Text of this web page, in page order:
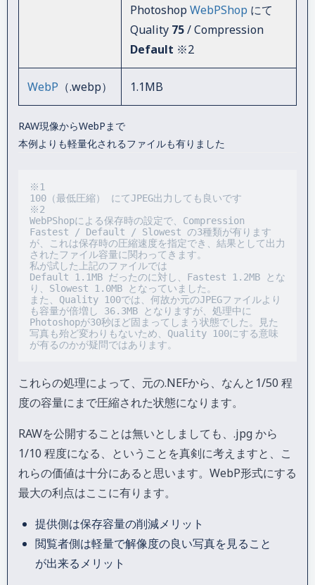
PhotoshopWebPShop にて
Quality 75/ Compression
Default ※2
WebP （.webp） 1.1MB
RAW現像からWebPまで
本例よりも軽量化されるファイルも有りました
※1
100（最低圧縮） にてJPEG出力しても良いです
※2
WebPShopによる保存時の設定で、Compression
Fastest / Default / Slowest の3種類が有ります
が、これは保存時の圧縮速度を指定でき、結果として出力
されたファイル容量に関わってきます。
私が試した上記のファイルでは
Default 1.1MB だったのに対し、Fastest 1.2MB とな
り、Slowest 1.0MB となっていました。
また、Quality 100では、何故か元のJPEGファイルより
も容量が倍増し 36.3MB となりますが、処理中に
Photoshopが30秒ほど固まってしまう状態でした。見た
写真も殆ど変わりもないため、Quality 100にする意味
が有るのかが疑問ではあります。
これらの処理によって、元の.NEFから、なんと1/50 程
度の容量にまで圧縮された状態になります。
RAWを公開することは無いとしましても、.jpg から
1/10 程度になる、ということを真剣に考えますと、こ
れらの価値は十分にあると思います。WebP形式にする
最大の利点はここに有ります。
提供側は保存容量の削減メリット
閲覧者側は軽量で解像度の良い写真を見ること
が出来るメリット